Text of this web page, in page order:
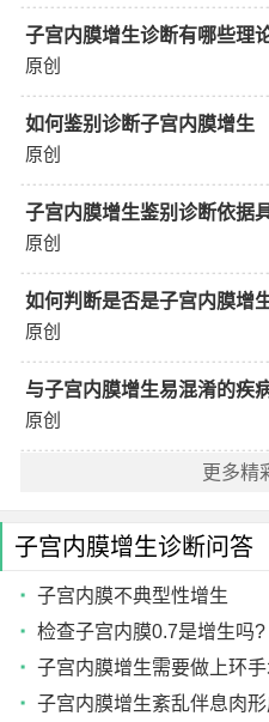
子宫内膜增生诊断有哪些理
原创
如何鉴别诊断子宫内膜增生
原创
子宫内膜增生鉴别诊断依据
原创
如何判断是否是子宫内膜增
原创
与子宫内膜增生易混淆的疾
原创
更多精
子宫内膜增生诊断问答
子宫内膜不典型性增生
检查子宫内膜0.7是增生吗?
子宫内膜增生需要做上环
子宫内膜增生紊乱伴息肉形